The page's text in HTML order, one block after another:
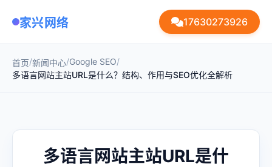
家兴网络 17630273926
首页/新闻中心/Google SEO/
多语言网站主站URL是什么？结构、作用与SEO优化全解析
多语言网站主站URL是什